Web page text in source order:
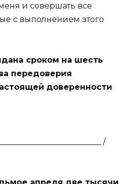
и совершать все
с выполнением этого
сроком на шесть
передоверия
доверенности
/